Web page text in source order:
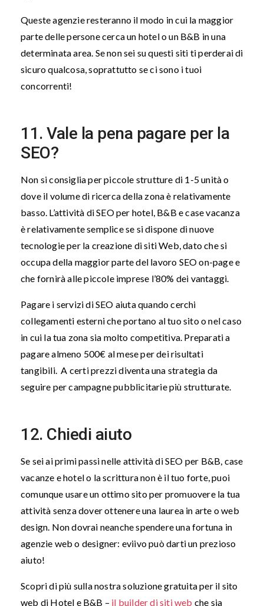
Queste agenzie resteranno il modo in cui la maggior
parte delle persone cerca un hotel o un B&B in una
determinata area. Se non sei su questi siti ti perderai di
sicuro qualcosa, soprattutto se ci sono i tuoi
concorrenti!
11. Vale la pena pagare per la
SEO?
Non si consiglia per piccole strutture di 1-5 unità o
dove il volume di ricerca della zona è relativamente
basso. L’attività di SEO per hotel, B&B e case vacanza
è relativamente semplice se si dispone di nuove
tecnologie per la creazione di siti Web, dato che si
occupa della maggior parte del lavoro SEO on-page e
che fornirà alle piccole imprese l’80% dei vantaggi.
Pagare i servizi di SEO aiuta quando cerchi
collegamenti esterni che portano al tuo sito o nel caso
in cui la tua zona sia molto competitiva. Preparati a
pagare almeno 500€ al mese per dei risultati
tangibili. A certi prezzi diventa una strategia da
seguire per campagne pubblicitarie più strutturate.
12. Chiedi aiuto
Se sei ai primi passi nelle attività di SEO per B&B, case
vacanze e hotel o la scrittura non è il tuo forte, puoi
comunque usare un ottimo sito per promuovere la tua
attività senza dover ottenere una laurea in arte o web
design. Non dovrai neanche spendere una fortuna in
agenzie web o designer: eviivo può darti un prezioso
aiuto!
Scopri di più sulla nostra soluzione gratuita per il sito
web di Hotel e B&B – il builder di siti web che sia